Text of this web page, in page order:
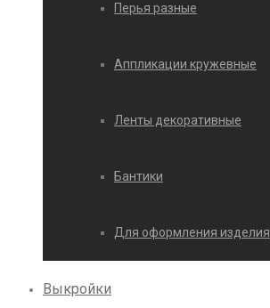
Перья разные
Аппликации кружевные
Ленты декоративные
Бантики
Для оформления изделия
Выкройки